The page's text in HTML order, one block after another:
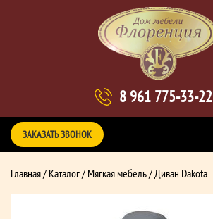
8 961 775-33-22
ЗАКАЗАТЬ ЗВОНОК
Главная/ Каталог/ Мягкая мебель/ Диван Dakota